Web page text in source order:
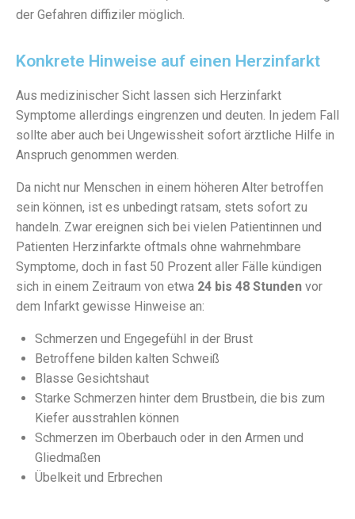
der Gefahren diffiziler möglich.
Konkrete Hinweise auf einen Herzinfarkt
Aus medizinischer Sicht lassen sich Herzinfarkt
Symptome allerdings eingrenzen und deuten. In jedem Fall
sollte aber auch bei Ungewissheit sofort ärztliche Hilfe in
Anspruch genommen werden.
Da nicht nur Menschen in einem höheren Alter betroffen
sein können, ist es unbedingt ratsam, stets sofort zu
handeln. Zwar ereignen sich bei vielen Patientinnen und
Patienten Herzinfarkte oftmals ohne wahrnehmbare
Symptome, doch in fast 50 Prozent aller Fälle kündigen
sich in einem Zeitraum von etwa 24 bis 48 Stunden vor
dem Infarkt gewisse Hinweise an:
Schmerzen und Engegefühl in der Brust
Betroffene bilden kalten Schweiß
Blasse Gesichtshaut
Starke Schmerzen hinter dem Brustbein, die bis zum
Kiefer ausstrahlen können
Schmerzen im Oberbauch oder in den Armen und
Gliedmaßen
Übelkeit und Erbrechen